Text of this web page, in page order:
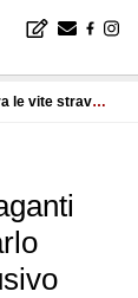
e il progettare inclusivo